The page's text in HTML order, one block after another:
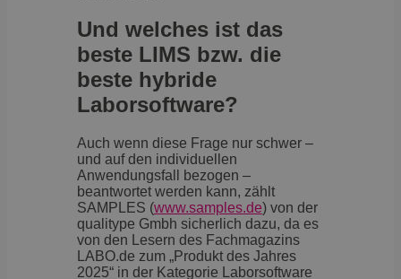
Und welches ist das
beste LIMS bzw. die
beste hybride
Laborsoftware?
Auch wenn diese Frage nur schwer –
und auf den individuellen
Anwendungsfall bezogen –
beantwortet werden kann, zählt
SAMPLES (www.samples.de) von der
qualitype Gmbh sicherlich dazu, da es
von den Lesern des Fachmagazins
LABO.de zum „Produkt des Jahres
2025“ in der Kategorie Laborsoftware